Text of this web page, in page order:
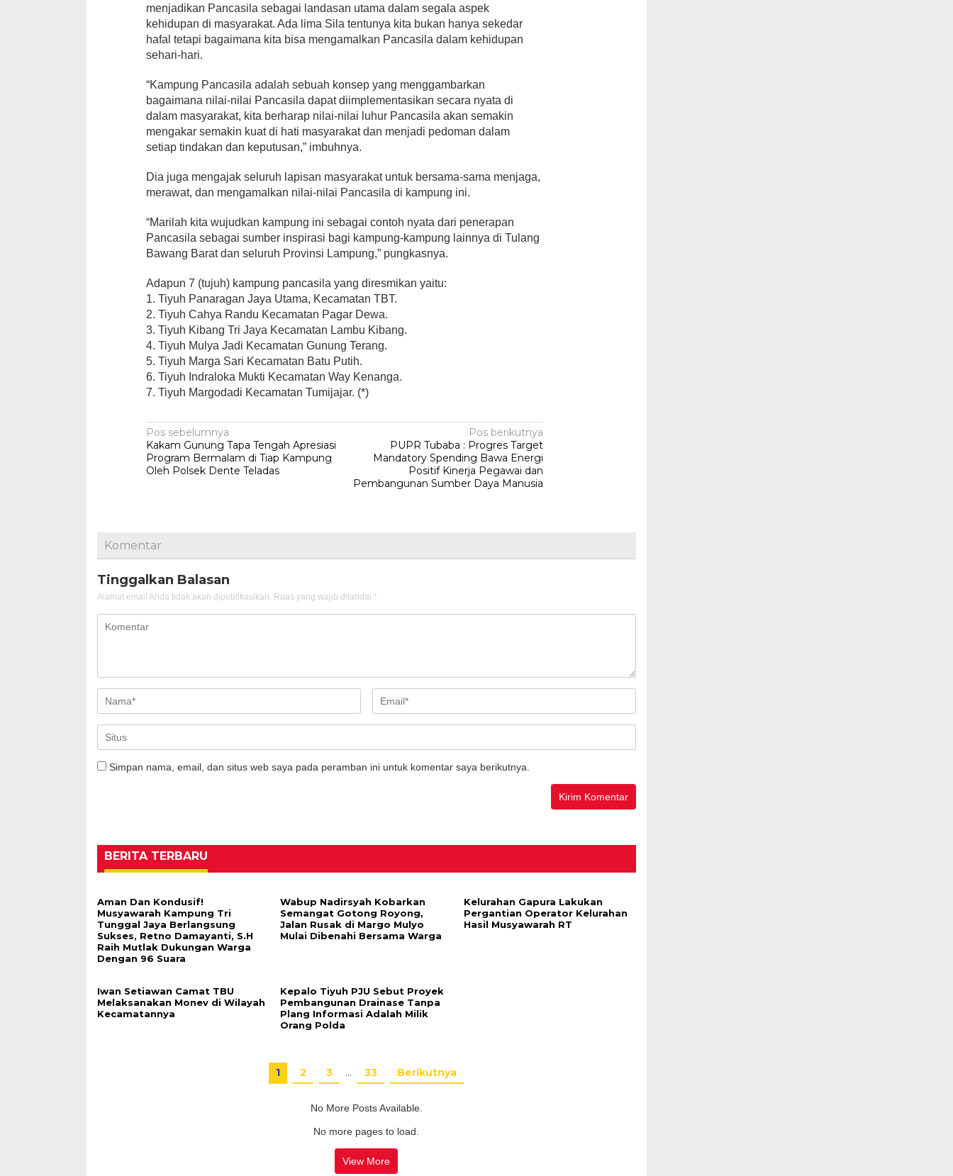
menjadikan Pancasila sebagai landasan utama dalam segala aspek
kehidupan di masyarakat. Ada lima Sila tentunya kita bukan hanya sekedar
hafal tetapi bagaimana kita bisa mengamalkan Pancasila dalam kehidupan
sehari-hari.
“Kampung Pancasila adalah sebuah konsep yang menggambarkan
bagaimana nilai-nilai Pancasila dapat diimplementasikan secara nyata di
dalam masyarakat, kita berharap nilai-nilai luhur Pancasila akan semakin
mengakar semakin kuat di hati masyarakat dan menjadi pedoman dalam
setiap tindakan dan keputusan,” imbuhnya.
Dia juga mengajak seluruh lapisan masyarakat untuk bersama-sama menjaga,
merawat, dan mengamalkan nilai-nilai Pancasila di kampung ini.
“Marilah kita wujudkan kampung ini sebagai contoh nyata dari penerapan
Pancasila sebagai sumber inspirasi bagi kampung-kampung lainnya di Tulang
Bawang Barat dan seluruh Provinsi Lampung,” pungkasnya.
Adapun 7 (tujuh) kampung pancasila yang diresmikan yaitu:
1. Tiyuh Panaragan Jaya Utama, Kecamatan TBT.
2. Tiyuh Cahya Randu Kecamatan Pagar Dewa.
3. Tiyuh Kibang Tri Jaya Kecamatan Lambu Kibang.
4. Tiyuh Mulya Jadi Kecamatan Gunung Terang.
5. Tiyuh Marga Sari Kecamatan Batu Putih.
6. Tiyuh Indraloka Mukti Kecamatan Way Kenanga.
7. Tiyuh Margodadi Kecamatan Tumijajar. (*)
Navigasi
pos
Pos sebelumnya
Kakam Gunung Tapa Tengah Apresiasi
Program Bermalam di Tiap Kampung
Oleh Polsek Dente Teladas
Pos berikutnya
PUPR Tubaba : Progres Target
Mandatory Spending Bawa Energi
Positif Kinerja Pegawai dan
Pembangunan Sumber Daya Manusia
Komentar
Tinggalkan Balasan
Alamat email Anda tidak akan dipublikasikan. Ruas yang wajib ditandai *
Simpan nama, email, dan situs web saya pada peramban ini untuk komentar saya berikutnya.
BERITA TERBARU
Aman Dan Kondusif!
Musyawarah Kampung Tri
Tunggal Jaya Berlangsung
Sukses, Retno Damayanti, S.H
Raih Mutlak Dukungan Warga
Dengan 96 Suara
Wabup Nadirsyah Kobarkan
Semangat Gotong Royong,
Jalan Rusak di Margo Mulyo
Mulai Dibenahi Bersama Warga
Kelurahan Gapura Lakukan
Pergantian Operator Kelurahan
Hasil Musyawarah RT
Iwan Setiawan Camat TBU
Melaksanakan Monev di Wilayah
Kecamatannya
Kepalo Tiyuh PJU Sebut Proyek
Pembangunan Drainase Tanpa
Plang Informasi Adalah Milik
Orang Polda
1 2 3 … 33 Berikutnya
No More Posts Available.
No more pages to load.
View More